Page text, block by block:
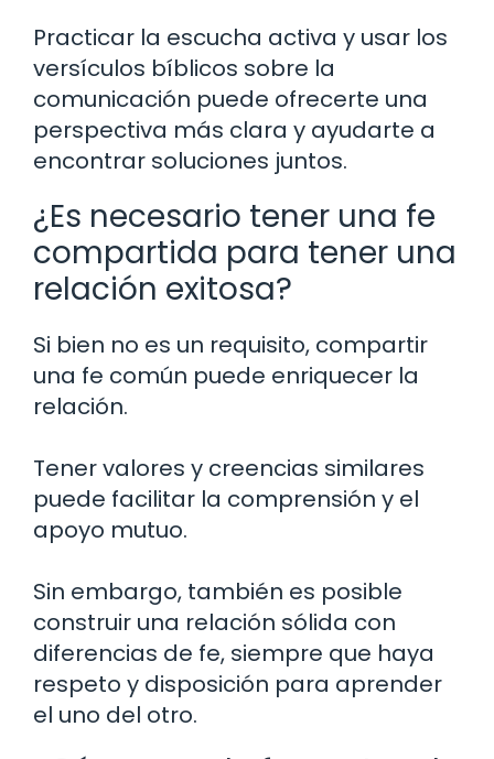
Practicar la escucha activa y usar los
versículos bíblicos sobre la
comunicación puede ofrecerte una
perspectiva más clara y ayudarte a
encontrar soluciones juntos.
¿Es necesario tener una fe
compartida para tener una
relación exitosa?
Si bien no es un requisito, compartir
una fe común puede enriquecer la
relación.
Tener valores y creencias similares
puede facilitar la comprensión y el
apoyo mutuo.
Sin embargo, también es posible
construir una relación sólida con
diferencias de fe, siempre que haya
respeto y disposición para aprender
el uno del otro.